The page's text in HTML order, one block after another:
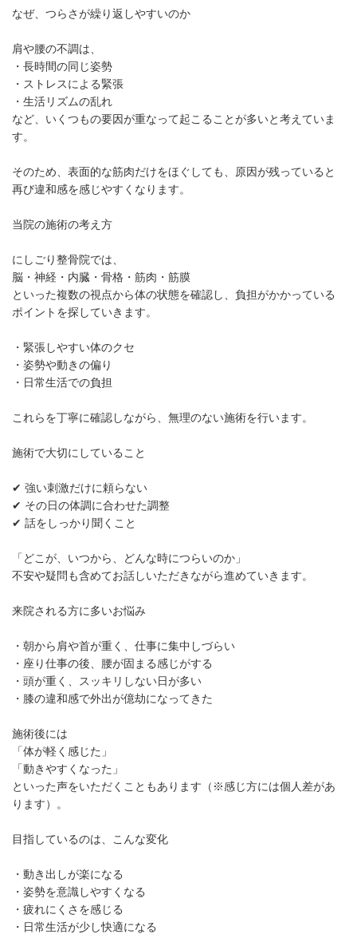
なぜ、つらさが繰り返しやすいのか
肩や腰の不調は、
・長時間の同じ姿勢
・ストレスによる緊張
・生活リズムの乱れ
など、いくつもの要因が重なって起こることが多いと考えていま
す。
そのため、表面的な筋肉だけをほぐしても、原因が残っていると
再び違和感を感じやすくなります。
当院の施術の考え方
にしごり整骨院では、
脳・神経・内臓・骨格・筋肉・筋膜
といった複数の視点から体の状態を確認し、負担がかかっている
ポイントを探していきます。
・緊張しやすい体のクセ
・姿勢や動きの偏り
・日常生活での負担
これらを丁寧に確認しながら、無理のない施術を行います。
施術で大切にしていること
✔ 強い刺激だけに頼らない
✔ その日の体調に合わせた調整
✔ 話をしっかり聞くこと
「どこが、いつから、どんな時につらいのか」
不安や疑問も含めてお話しいただきながら進めていきます。
来院される方に多いお悩み
・朝から肩や首が重く、仕事に集中しづらい
・座り仕事の後、腰が固まる感じがする
・頭が重く、スッキリしない日が多い
・膝の違和感で外出が億劫になってきた
施術後には
「体が軽く感じた」
「動きやすくなった」
といった声をいただくこともあります（※感じ方には個人差があ
ります）。
目指しているのは、こんな変化
・動き出しが楽になる
・姿勢を意識しやすくなる
・疲れにくさを感じる
・日常生活が少し快適になる